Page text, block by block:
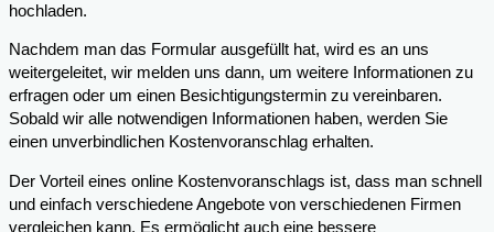
hochladen.
Nachdem man das Formular ausgefüllt hat, wird es an uns
weitergeleitet, wir melden uns dann, um weitere Informationen zu
erfragen oder um einen Besichtigungstermin zu vereinbaren.
Sobald wir alle notwendigen Informationen haben, werden Sie
einen unverbindlichen Kostenvoranschlag erhalten.
Der Vorteil eines online Kostenvoranschlags ist, dass man schnell
und einfach verschiedene Angebote von verschiedenen Firmen
vergleichen kann. Es ermöglicht auch eine bessere